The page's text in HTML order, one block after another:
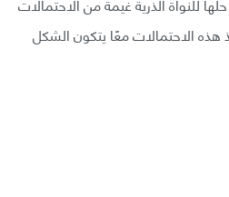
هذه الاحتمالات معًا يتكون الشكل